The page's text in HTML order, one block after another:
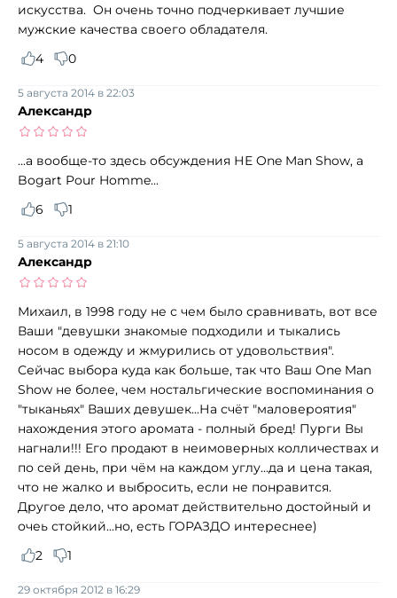
искусства. Он очень точно подчеркивает лучшие
мужские качества своего обладателя.
4
0
Александр
5 августа 2014 в 22:03
...а вообще-то здесь обсуждения НЕ One Man Show, а
Bogart Pour Homme...
6
1
Александр
5 августа 2014 в 21:10
Михаил, в 1998 году не с чем было сравнивать, вот все
Ваши "девушки знакомые подходили и тыкались
носом в одежду и жмурились от удовольствия".
Сейчас выбора куда как больше, так что Ваш One Man
Show не более, чем ностальгические воспоминания о
"тыканьях" Ваших девушек...На счёт "маловероятия"
нахождения этого аромата - полный бред! Пурги Вы
нагнали!!! Его продают в неимоверных колличествах и
по сей день, при чём на каждом углу...да и цена такая,
что не жалко и выбросить, если не понравится.
Другое дело, что аромат действительно достойный и
очеь стойкий...но, есть ГОРАЗДО интереснее)
2
1
29 октября 2012 в 16:29